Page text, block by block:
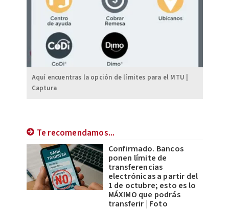
Aquí encuentras la opción de límites para el MTU |
Captura
Te recomendamos...
Confirmado. Bancos
ponen límite de
transferencias
electrónicas a partir del
1 de octubre; esto es lo
MÁXIMO que podrás
transferir | Foto